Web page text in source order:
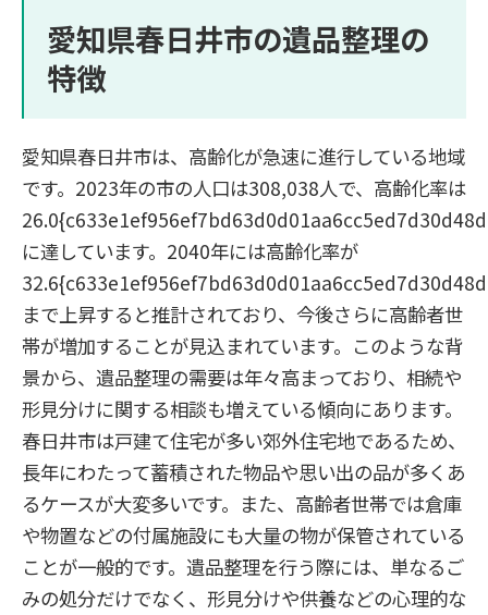
愛知県春日井市の遺品整理の
特徴
愛知県春日井市は、高齢化が急速に進行している地域
です。2023年の市の人口は308,038人で、高齢化率は
に達しています。2040年には高齢化率が
まで上昇すると推計されており、今後さらに高齢者世
帯が増加することが見込まれています。このような背
景から、遺品整理の需要は年々高まっており、相続や
形見分けに関する相談も増えている傾向にあります。
春日井市は戸建て住宅が多い郊外住宅地であるため、
長年にわたって蓄積された物品や思い出の品が多くあ
るケースが大変多いです。また、高齢者世帯では倉庫
や物置などの付属施設にも大量の物が保管されている
ことが一般的です。遺品整理を行う際には、単なるご
みの処分だけでなく、形見分けや供養などの心理的な